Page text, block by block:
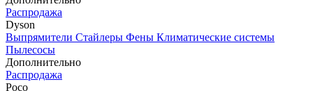
Распродажа
Dyson
Выпрямители Стайлеры Фены Климатические системы
Пылесосы
Дополнительно
Распродажа
Poco